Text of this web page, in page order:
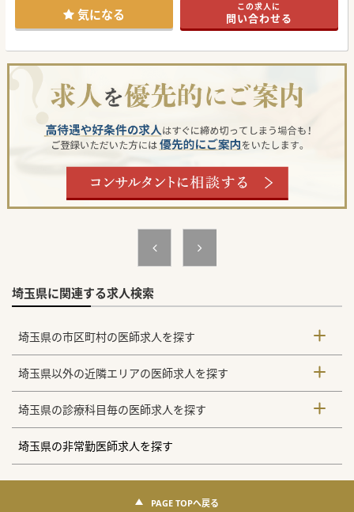
気になる この求人に
問い合わせる
埼玉県に関連する求人検索
埼玉県の市区町村の医師求人を探す
埼玉県以外の近隣エリアの医師求人を探す
埼玉県の診療科目毎の医師求人を探す
埼玉県の非常勤医師求人を探す
PAGE TOPへ戻る